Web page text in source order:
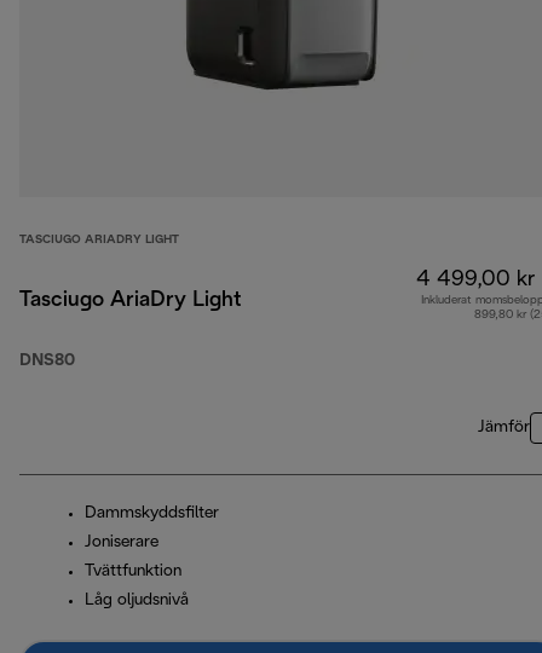
TASCIUGO ARIADRY LIGHT
Tasciugo AriaDry Light
DNS80
4 499,00 kr
Inkluderat
899,80 kr
Jämför
Dammskyddsfilter
Joniserare
Tvättfunktion
Låg oljudsnivå